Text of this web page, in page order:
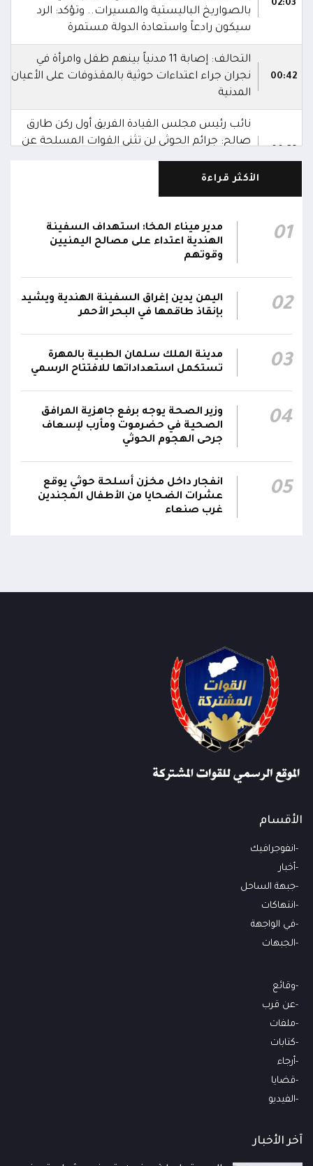
02:03
بالصواريخ الباليستية والمسيرات.. وتؤكد: الرد
سيكون رادعاً واستعادة الدولة مستمرة
00:42
التحالف: إصابة 11 مدنياً بينهم طفل وامرأة في
نجران جراء اعتداءات حوثية بالمقذوفات على الأعيان
المدنية
نائب رئيس مجلس القيادة الفريق أول ركن طارق
صالح: جرائم الحوثي لن تثني القوات المسلحة عن
أداء واجبها الوطني واستعادة الدولة وعاصمتها
صنعاء
00:28
صالح يشيد بالروح القتالية العالية لكافة منتسبي
الفرقتين الأولى والثالثة وحسن التعامل مع الموقف
وثبات المقاتلين في مواقعهم
00:26
الفريق أول ركن طارق صالح يعزي في اتصالين
هاتفيين قائدي الفرقتين الأولى والثالثة طوارئ في
استشهاد عدد من الأبطال بالهجوم الحوثي الغادر
اللجنة الأمنية بحضرموت تدين هجوم مليشيا
الحوثي على القوات المسلحة وتؤكد استمرار
والاستقرار
23:05
جدد #المكتب_السياسي تمسكه بمواصلة النضال
واستعادة العاصمة صنعاء وإنهاء الانقلاب
الأكثر قراءة
01
مدير ميناء المخا: استهداف السفينة
الهندية اعتداء على مصالح اليمنيين
وقوتهم
02
اليمن يدين إغراق السفينة الهندية ويشيد
بإنقاذ طاقمها في البحر الأحمر
03
مدينة الملك سلمان الطبية بالمهرة
تستكمل استعداداتها للافتتاح الرسمي
04
وزير الصحة يوجه برفع جاهزية المرافق
الصحية في حضرموت ومأرب لإسعاف
جرحى الهجوم الحوثي
05
انفجار داخل مخزن أسلحة حوثي يوقع
عشرات الضحايا من الأطفال المجندين
غرب صنعاء
الأقسام
انفوجرافيك
أخبار
جبهة الساحل
انتهاكات
في الواجهة
الجبهات
وقائع
عن قرب
ملفات
كتابات
أرجاء
قضايا
الفيديو
آخر الأخبار